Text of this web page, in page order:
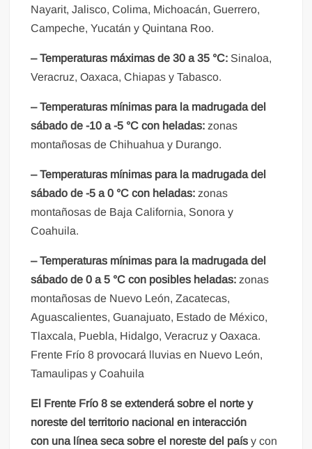
Nayarit, Jalisco, Colima, Michoacán, Guerrero,
Campeche, Yucatán y Quintana Roo.
– Temperaturas máximas de 30 a 35 °C: Sinaloa,
Veracruz, Oaxaca, Chiapas y Tabasco.
– Temperaturas mínimas para la madrugada del
sábado de -10 a -5 °C con heladas: zonas
montañosas de Chihuahua y Durango.
– Temperaturas mínimas para la madrugada del
sábado de -5 a 0 °C con heladas: zonas
montañosas de Baja California, Sonora y
Coahuila.
– Temperaturas mínimas para la madrugada del
sábado de 0 a 5 °C con posibles heladas: zonas
montañosas de Nuevo León, Zacatecas,
Aguascalientes, Guanajuato, Estado de México,
Tlaxcala, Puebla, Hidalgo, Veracruz y Oaxaca.
Frente Frío 8 provocará lluvias en Nuevo León,
Tamaulipas y Coahuila
El Frente Frío 8 se extenderá sobre el norte y
noreste del territorio nacional en interacción
con una línea seca sobre el noreste del país y con